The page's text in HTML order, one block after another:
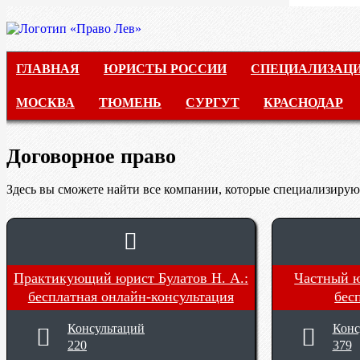
ГЛАВНАЯ ЮРИСТЫ РОССИИ
МОСКВА ТЮМЕНЬ СУРГУТ КРАСНОДАР
Договорное право
Здесь вы сможете найти все компании, которые
Практикующий юрист Булатов Н. А.:
бесплатная онлайн-консультация
Консультаций
220
Частный
379
ГЛАВНАЯ
СПЕЦИАЛИЗАЦИИ
АВТОРСКОЕ ПРАВО
САНКТ-ПЕТЕРБУРГ
МОСКВА